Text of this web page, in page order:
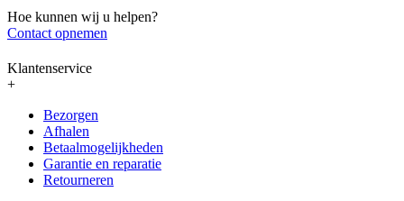
Hoe kunnen wij u helpen?
Contact opnemen
Klantenservice
+
Bezorgen
Afhalen
Betaalmogelijkheden
Garantie en reparatie
Retourneren